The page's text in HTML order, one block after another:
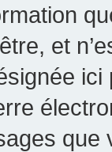
et
que